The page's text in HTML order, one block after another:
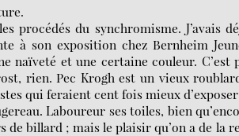
procédés du synchromisme. J’avais
à son exposition chez Bernheim
naïveté et une certaine couleur. C’est
rien. Pec Krogh est un vieux
qui feraient cent fois mieux
Laboureur ses toiles, bien
billard ; mais le plaisir qu’on a de la